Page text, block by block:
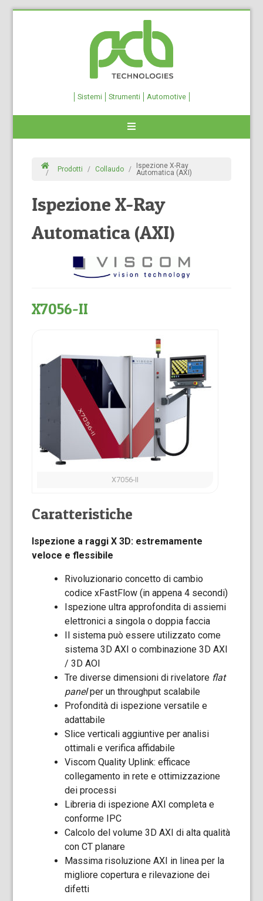
Sistemi Strumenti Automotive
Prodotti Collaudo
Ispezione X-Ray
Automatica (AXI)
Ispezione X-Ray
Automatica (AXI)
X7056-II
X7056-II
Caratteristiche
Ispezione a raggi X 3D: estremamente
veloce e flessibile
Rivoluzionario concetto di cambio
codice xFastFlow (in appena 4 secondi)
Ispezione ultra approfondita di assiemi
elettronici a singola o doppia faccia
Il sistema può essere utilizzato come
sistema 3D AXI o combinazione 3D AXI
/ 3D AOI
Tre diverse dimensioni di rivelatore flat
panelper un throughput scalabile
Profondità di ispezione versatile e
adattabile
Slice verticali aggiuntive per analisi
ottimali e verifica affidabile
Viscom Quality Uplink: efficace
collegamento in rete e ottimizzazione
dei processi
Libreria di ispezione AXI completa e
conforme IPC
Calcolo del volume 3D AXI di alta qualità
con CT planare
Massima risoluzione AXI in linea per la
migliore copertura e rilevazione dei
difetti